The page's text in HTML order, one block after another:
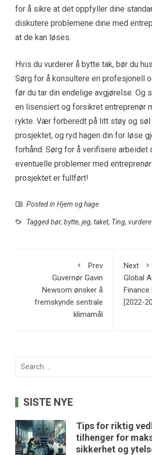
for å sikre at det oppfyller dine
diskutere problemene dine med
at de kan løses.
Hvis du vurderer å bytte tak, bør du
Sørg for å konsultere en profesjonell
før du tar din endelige avgjørelse. Og
en lisensiert og forsikret entreprenør
rykte. Vær forberedt på litt støy og søl
prosjektet, og ryd hagen din for løse
forhånd. Sørg for å verifisere arbeidet
eventuelle problemer med
prosjektet er fullført!
Posted in Hjem og hage
Taggedbør, bytte, jeg, taket, Ting, vurdere
Prev
Guvernør Gavin
Newsom ønsker å
fremskynde sentrale
klimamål
Next
Global
Finance
[2022-
Search
SISTE NYE
Tips for riktig
tilhenger for
sikkerhet og